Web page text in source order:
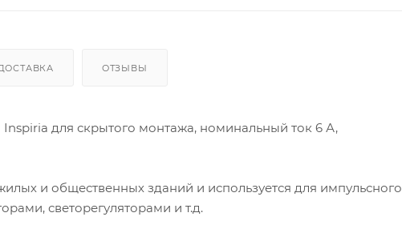
ОТЗЫВЫ
для скрытого монтажа, номинальный ток 6 А,
и общественных зданий и используется для импульсного
светорегуляторами и т.д.